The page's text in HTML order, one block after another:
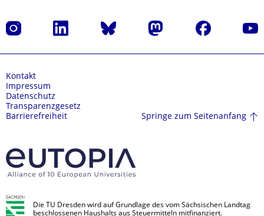
Instagram LinkedIn Bluesky Mastodon Facebook
Kontakt
Impressum
Datenschutz
Transparenzgesetz
Barrierefreiheit
Springe zum Seitenanfang
Die TU Dresden wird auf Grundlage des vom Sächsischen Landtag
beschlossenen Haushalts aus Steuermitteln mitfinanziert.